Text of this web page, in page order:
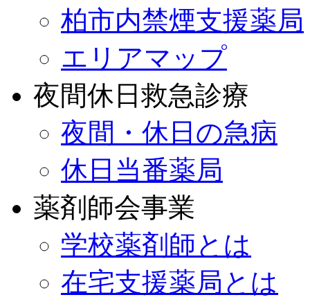
柏市内禁煙支援薬局
エリアマップ
夜間休日救急診療
夜間・休日の急病
休日当番薬局
薬剤師会事業
学校薬剤師とは
在宅支援薬局とは